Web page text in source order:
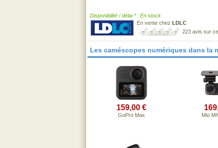
Disponibilité / délai * : En stock
En vente chez LDLC
223 avis sur
Les caméscopes numériques dans la
159,00 €
GoPro Max Mio